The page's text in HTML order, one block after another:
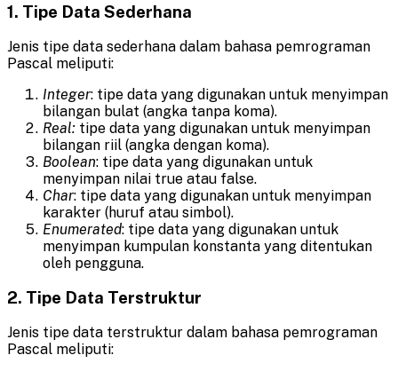
1. Tipe Data Sederhana
Jenis tipe data sederhana dalam bahasa pemrograman
Pascal meliputi:
Integer: tipe data yang digunakan untuk menyimpan
bilangan bulat (angka tanpa koma).
Real: tipe data yang digunakan untuk menyimpan
bilangan riil (angka dengan koma).
Boolean: tipe data yang digunakan untuk
menyimpan nilai true atau false.
Char: tipe data yang digunakan untuk menyimpan
karakter (huruf atau simbol).
Enumerated: tipe data yang digunakan untuk
menyimpan kumpulan konstanta yang ditentukan
oleh pengguna.
2. Tipe Data Terstruktur
Jenis tipe data terstruktur dalam bahasa pemrograman
Pascal meliputi: